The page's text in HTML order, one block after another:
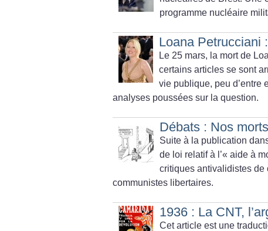
programme nucléaire
Loana Petrucciani
Le 25 mars, la mort de
certains articles se sont
vie publique, peu d’entre
analyses poussées sur la question.
Débats : Nos
Suite à la publication
de loi relatif à l’« aide à
critiques antivalidistes de
communistes libertaires.
1936 : La CNT,
Cet article est une